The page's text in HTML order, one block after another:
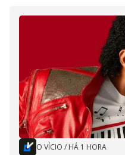
O VÍCIO / HÁ 1 HORA